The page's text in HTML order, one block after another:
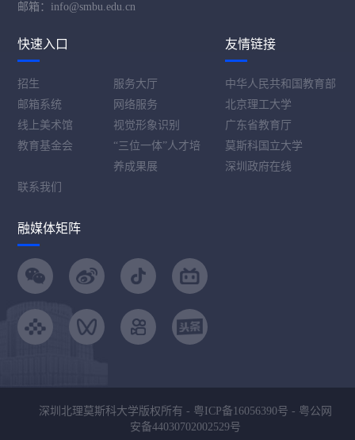
邮箱：info@smbu.edu.cn
快速入口
招生
服务大厅
邮箱系统
网络服务
线上美术馆
视觉形象识别
教育基金会
“三位一体”人才培
养成果展
联系我们
友情链接
中华人民共和国教育部
北京理工大学
广东省教育厅
莫斯科国立大学
深圳政府在线
融媒体矩阵
深圳北理莫斯科大学版权所有 - 粤ICP备16056390号 - 粤公网
安备44030702002529号